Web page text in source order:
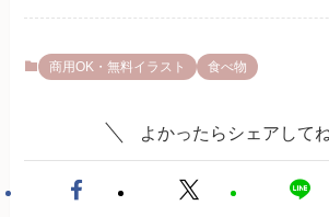
商用OK・無料イラスト 食べ物
よかったらシェアしてね